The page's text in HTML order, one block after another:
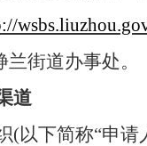
兰街道办事处。
道
(以下简称“申